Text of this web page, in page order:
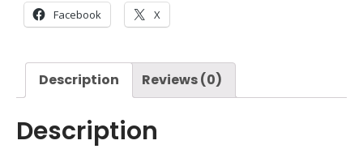
Facebook X
Description Reviews (0)
Description